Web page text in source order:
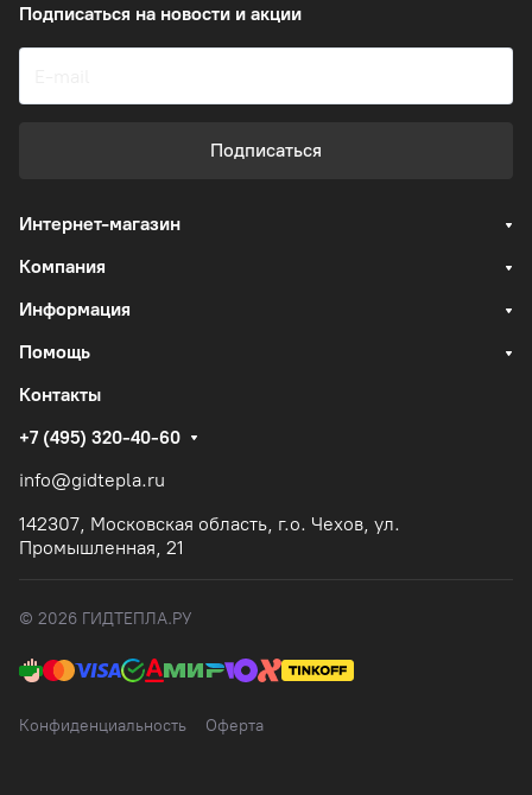
Подписаться на новости и акции
Подписаться
Интернет-магазин
Компания
Информация
Помощь
Контакты
+7 (495) 320-40-60
info@gidtepla.ru
142307, Московская область, г.о. Чехов, ул.
Промышленная, 21
© 2026 ГИДТЕПЛА.РУ
Конфиденциальность Оферта